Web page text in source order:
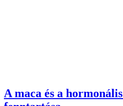
A maca és a